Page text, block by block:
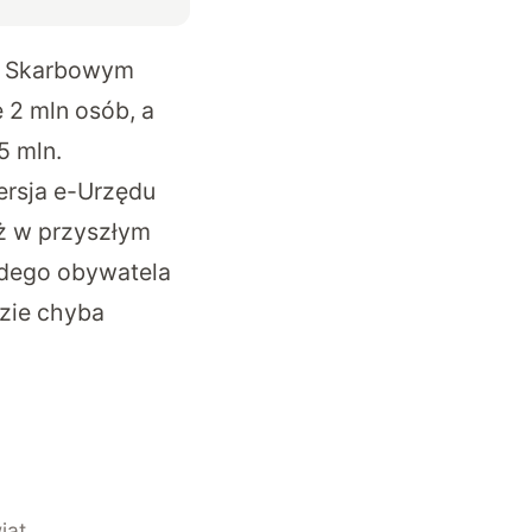
mln osób, a
mln.
e-Urzędu
w przyszłym
obywatela
chyba